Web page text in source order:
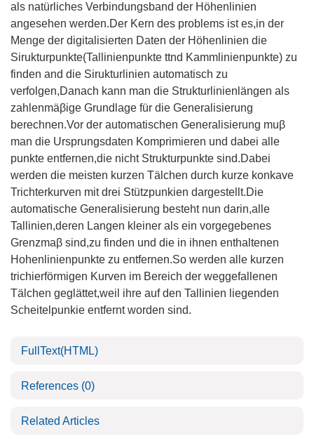
als natürliches Verbindungsband der Höhenlinien
angesehen werden.Der Kern des problems ist es,in der
Menge der digitalisierten Daten der Höhenlinien die
Sirukturpunkte(Tallinienpunkte ttnd Kammlinienpunkte) zu
finden and die Sirukturlinien automatisch zu
verfolgen,Danach kann man die Strukturlinienlängen als
zahlenmäβige Grundlage für die Generalisierung
berechnen.Vor der automatischen Generalisierung muβ
man die Ursprungsdaten Komprimieren und dabei alle
punkte entfernen,die nicht Strukturpunkte sind.Dabei
werden die meisten kurzen Tälchen durch kurze konkave
Trichterkurven mit drei Stützpunkien dargestellt.Die
automatische Generalisierung besteht nun darin,alle
Tallinien,deren Langen kleiner als ein vorgegebenes
Grenzmaβ sind,zu finden und die in ihnen enthaltenen
Hohenlinienpunkte zu entfernen.So werden alle kurzen
trichierförmigen Kurven im Bereich der weggefallenen
Tälchen geglättet,weil ihre auf den Tallinien liegenden
Scheitelpunkie entfernt worden sind.
FullText(HTML)
References (0)
Related Articles